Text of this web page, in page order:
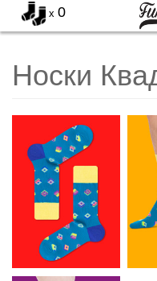
x 0
Носки